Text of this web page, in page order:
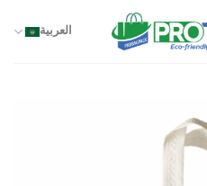
العربية